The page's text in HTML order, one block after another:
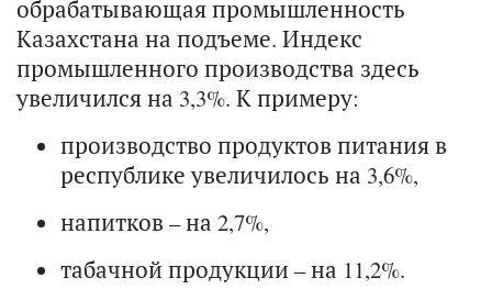
обрабатывающая промышленность
Казахстана на подъеме. Индекс
промышленного производства здесь
увеличился на 3,3%. К примеру:
производство продуктов питания в
республике увеличилось на 3,6%,
напитков – на 2,7%,
табачной продукции – на 11,2%.